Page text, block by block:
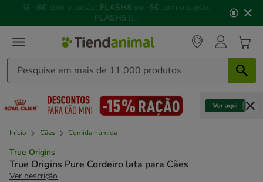
3,
mensagem,
🌊Piscinas, gelados, brinquedos refrescantes e muito
mais!🌞
Início Cães Comida húmida
True Origins
True Origins Pure Cordeiro lata para Cães
Ver descrição